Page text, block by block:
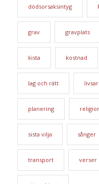
dödsorsaksintyg
grav gravplats
kista kostnad
lag och rätt
planering
sista vilja sånger
transport verser